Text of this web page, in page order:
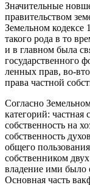
Значительные
правительством
Земельном кодексе
такого рода в то
и в главном была
государственного
ленных прав, во-
права частной
Согласно
категорий: частная
собственность на
собственность
общего
собственником
владение ими было
Основная часть